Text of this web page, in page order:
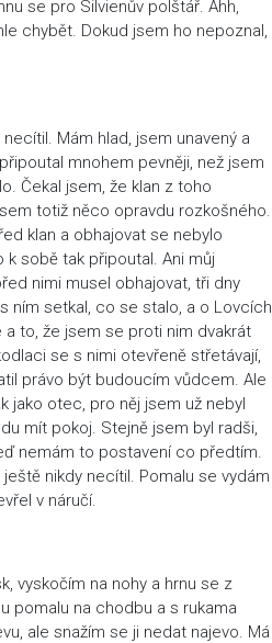
se pro Silvienův polštář. Ahh,
chybět. Dokud jsem ho nepoznal,
Mám hlad, jsem unavený a
mnohem pevněji, než jsem
Čekal jsem, že klan z toho
totiž něco opravdu rozkošného.
klan a obhajovat se nebylo
sobě tak připoutal. Ani můj
nimi musel obhajovat, tři dny
ním setkal, co se stalo, a o Lovcích
to, že jsem se proti nim dvakrát
se s nimi otevřeně střetávají,
právo být budoucím vůdcem. Ale
jako otec, pro něj jsem už nebyl
mít pokoj. Stejně jsem byl radši,
nemám to postavení co předtím.
nikdy necítil. Pomalu se vydám
v náručí.
vyskočím na nohy a hrnu se z
pomalu na chodbu a s rukama
ale snažím se ji nedat najevo. Má